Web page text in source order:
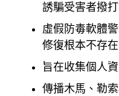
誘騙受害者撥
虛假防毒軟體
修復根本不存在
旨在收集個人
傳播木馬、勒